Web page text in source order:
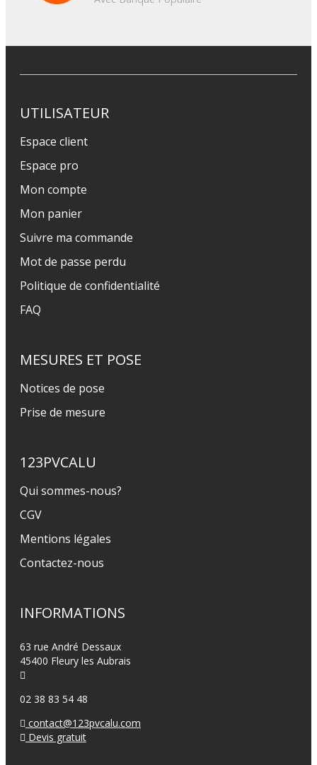
UTILISATEUR
Espace client
Espace pro
Mon compte
Mon panier
Suivre ma commande
Mot de passe perdu
Politique de confidentialité
FAQ
MESURES ET POSE
Notices de pose
Prise de mesure
123PVCALU
Qui sommes-nous?
CGV
Mentions légales
Contactez-nous
INFORMATIONS
63 rue André Dessaux
45400 Fleury les Aubrais
02 38 83 54 48
contact@123pvcalu.com
Devis gratuit